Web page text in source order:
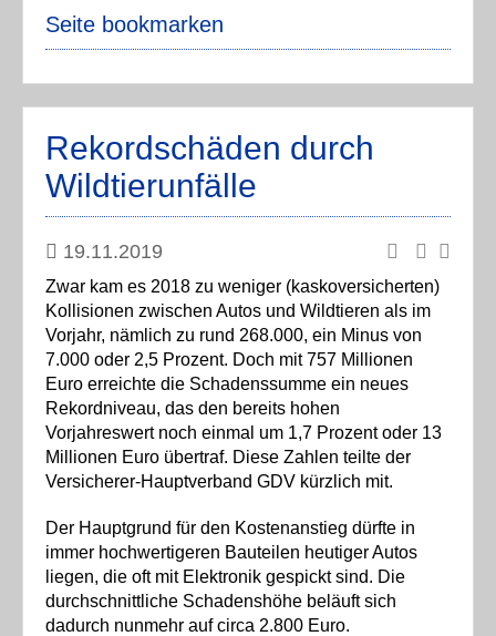
Seite bookmarken
Rekordschäden durch
Wildtierunfälle
19.11.2019
Zwar kam es 2018 zu weniger (kaskoversicherten)
Kollisionen zwischen Autos und Wildtieren als im
Vorjahr, nämlich zu rund 268.000, ein Minus von
7.000 oder 2,5 Prozent. Doch mit 757 Millionen
Euro erreichte die Schadenssumme ein neues
Rekordniveau, das den bereits hohen
Vorjahreswert noch einmal um 1,7 Prozent oder 13
Millionen Euro übertraf. Diese Zahlen teilte der
Versicherer-Hauptverband GDV kürzlich mit.
Der Hauptgrund für den Kostenanstieg dürfte in
immer hochwertigeren Bauteilen heutiger Autos
liegen, die oft mit Elektronik gespickt sind. Die
durchschnittliche Schadenshöhe beläuft sich
dadurch nunmehr auf circa 2.800 Euro.